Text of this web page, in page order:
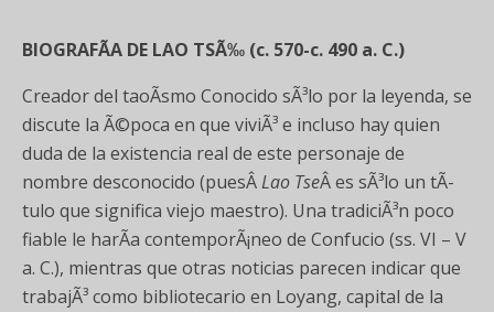
BIOGRAFÃA DE LAO TSÃ‰ (c. 570-c. 490 a. C.)
Creador del taoÃ­smo Conocido sÃ³lo por la leyenda, se
discute la Ã©poca en que viviÃ³ e incluso hay quien
duda de la existencia real de este personaje de
nombre desconocido (puesÂLao TseÂ es sÃ³lo un tÃ­
tulo que significa viejo maestro). Una tradiciÃ³n poco
fiable le harÃ­a contemporÃ¡neo de Confucio (ss. VI – V
a. C.), mientras que otras noticias parecen indicar que
trabajÃ³ como bibliotecario en Loyang, capital de la